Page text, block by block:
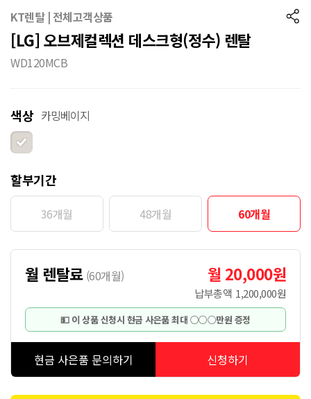
KT렌탈 | 전체고객상품
[LG] 오브제컬렉션 데스크형(정수) 렌탈
WD120MCB
색상 카밍베이지
할부기간
36개월 48개월 60개월
월 렌탈료 (60개월) 월 20,000원
납부총액 1,200,000원
💵 이 상품 신청시 현금 사은품 최대 ○○○만원 증정